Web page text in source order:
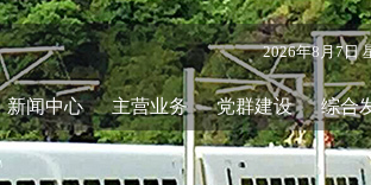
2026年8月7日
新闻中心 主营业务 党群建设 综合